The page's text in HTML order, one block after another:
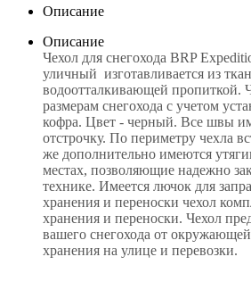
Описание
Описание
Чехол для снегохода BRP
уличный изготавливается из
водоотталкивающей пропиткой.
размерам снегохода с учетом
кофра. Цвет - черный. Все швы
отстрочку. По периметру чехла
же дополнительно имеются
местах, позволяющие надежно
технике. Имеется лючок для
хранения и переноски чехол
хранения и переноски. Чехол
вашего снегохода от
хранения на улице и перевозки.